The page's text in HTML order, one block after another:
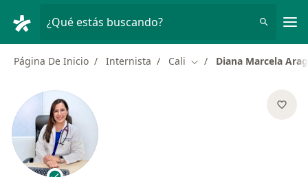
¿Qué estás buscando?
Página De Inicio Internista Cali Cambiar de ciudad
Diana Marcela